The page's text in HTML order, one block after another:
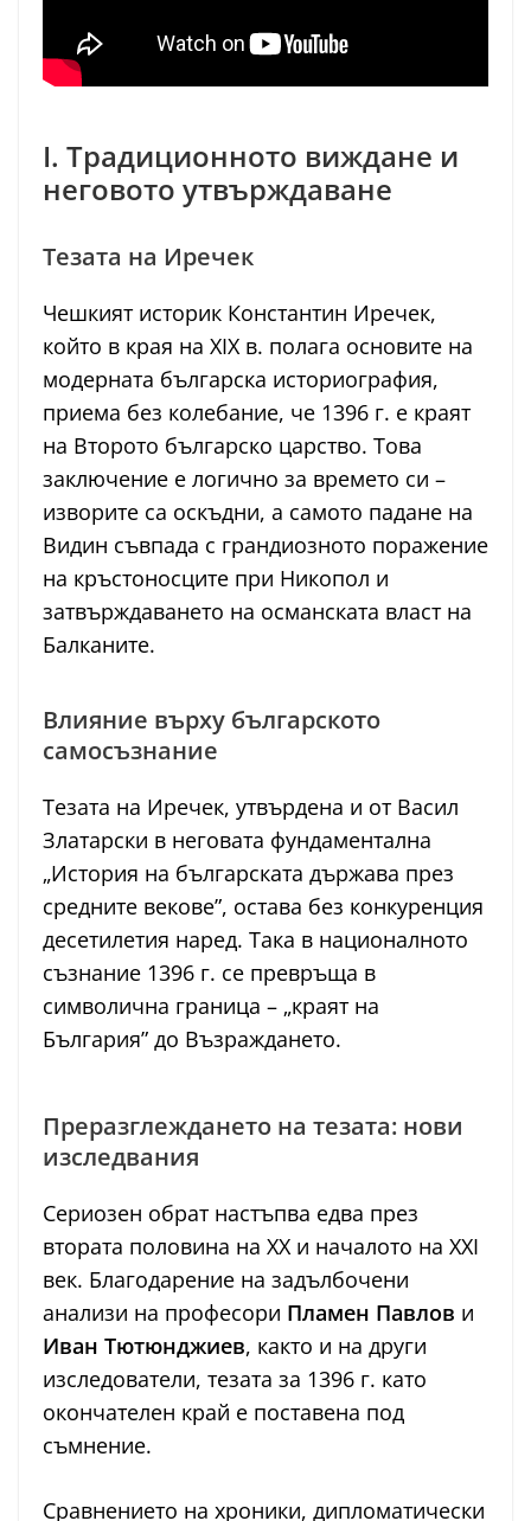
I. Традиционното виждане и
неговото утвърждаване
Тезата на Иречек
Чешкият историк Константин Иречек,
който в края на XIX в. полага основите на
модерната българска историография,
приема без колебание, че 1396 г. е краят
на Второто българско царство. Това
заключение е логично за времето си –
изворите са оскъдни, а самото падане на
Видин съвпада с грандиозното поражение
на кръстоносците при Никопол и
затвърждаването на османската власт на
Балканите.
Влияние върху българското
самосъзнание
Тезата на Иречек, утвърдена и от Васил
Златарски в неговата фундаментална
„История на българската държава през
средните векове”, остава без конкуренция
десетилетия наред. Така в националното
съзнание 1396 г. се превръща в
символична граница – „краят на
България” до Възраждането.
Преразглеждането на тезата: нови
изследвания
Сериозен обрат настъпва едва през
втората половина на ХХ и началото на XXI
век. Благодарение на задълбочени
анализи на професори Пламен Павлов и
Иван Тютюнджиев, както и на други
изследователи, тезата за 1396 г. като
окончателен край е поставена под
съмнение.
Сравнението на хроники, дипломатически